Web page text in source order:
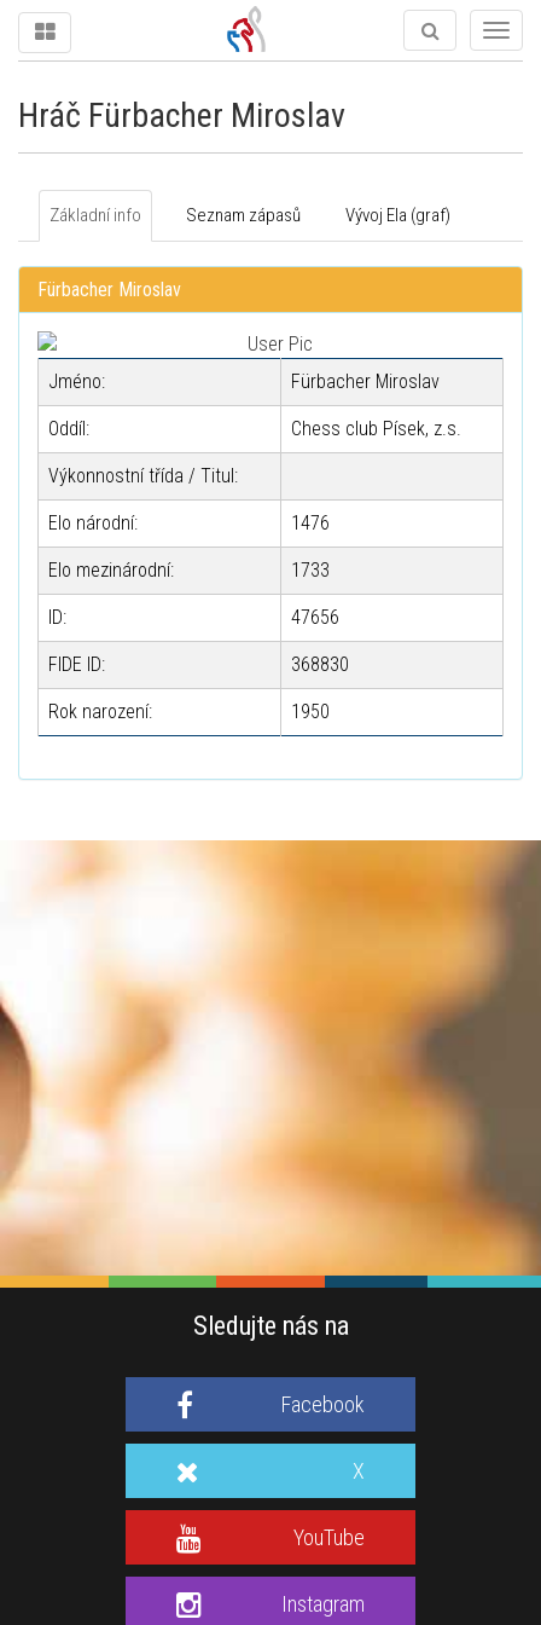
Hráč Fürbacher Miroslav
Základní info Seznam zápasů Vývoj Ela (graf)
Fürbacher Miroslav
Jméno: Fürbacher Miroslav
Oddíl: Chess club Písek, z.s.
Výkonnostní třída / Titul:
Elo národní: 1476
Elo mezinárodní: 1733
ID: 47656
FIDE ID: 368830
Rok narození: 1950
Sledujte nás na
Facebook
X
YouTube
Instagram